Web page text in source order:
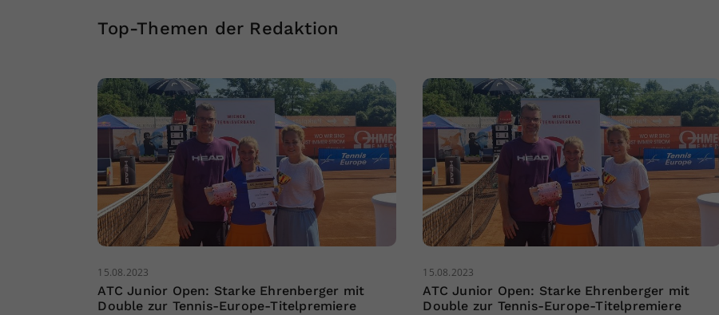
Top-Themen der Redaktion
15.08.2023
ATC Junior Open: Starke Ehrenberger mit
Double zur Tennis-Europe-Titelpremiere
15.08.2023
ATC Junior Open: Starke Ehrenberger mit
Double zur Tennis-Europe-Titelpremiere